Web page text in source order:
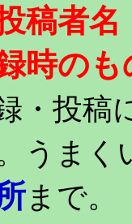
稿者名
時の
・投稿
うまく
まで。